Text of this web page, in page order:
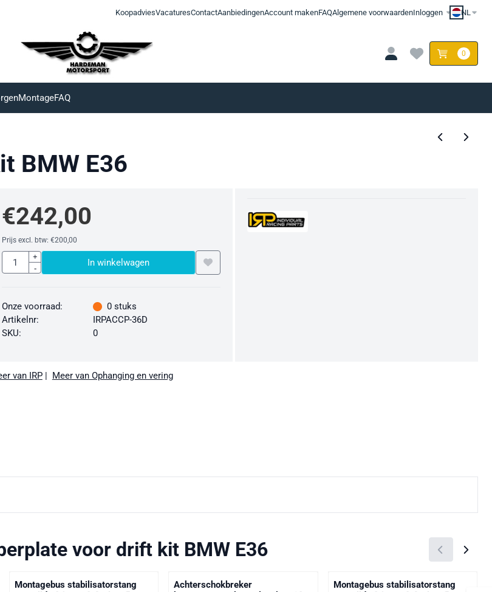
KoopadviesVacaturesContactAanbiedingenAccount makenFAQAlgemene voorwaardenInloggen NL
0
MontageFAQ
BMW E36
€242,00
Prijs excl. btw: €200,00
Aantal
+
-
In winkelwagen
Onze voorraad: 0 stuks
Artikelnr:
IRPACCP-36D
SKU:
0
van IRP| Meer van Ophanging en vering
voor drift kit BMW E36
Montagebus stabilisatorstang
Achterschokbreker
Montagebus stabilisatorstang